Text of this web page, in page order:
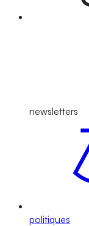
newsletters
politiques